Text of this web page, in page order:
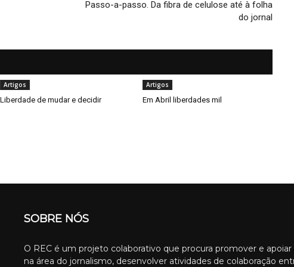
Passo-a-passo. Da fibra de celulose até à folha
do jornal
Artigos
Liberdade de mudar e decidir
Artigos
Em Abril liberdades mil
SOBRE NÓS
O REC é um projeto colaborativo que procura promover e
na área do jornalismo, desenvolver atividades de colaboração